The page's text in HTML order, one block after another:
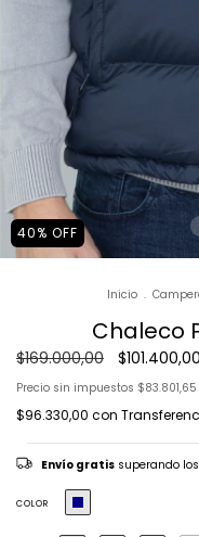
40% OFF
Inicio .
Chaleco
$169.000,00 $101.400,00
Precio sin impuestos $83.801,65
$96.330,00 con
Envío gratis superando los
COLOR